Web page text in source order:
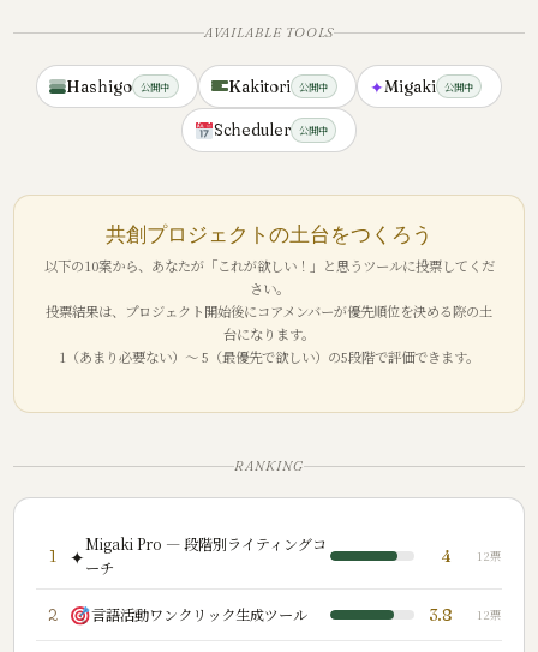
AVAILABLE TOOLS
Hashigo 公開中 Kakitori 公開中 ✦Migaki 公開中
Scheduler 公開中
共創プロジェクトの土台をつくろう
以下の10案から、あなたが「これが欲しい！」と思うツールに投票してくだ
さい。
投票結果は、プロジェクト開始後にコアメンバーが優先順位を決める際の土
台になります。
1（あまり必要ない）〜 5（最優先で欲しい）の5段階で評価できます。
RANKING
1 ✦Migaki Pro — 段階別ライティングコ
ーチ
4 12票
2 言語活動ワンクリック生成ツール 3.8 12票